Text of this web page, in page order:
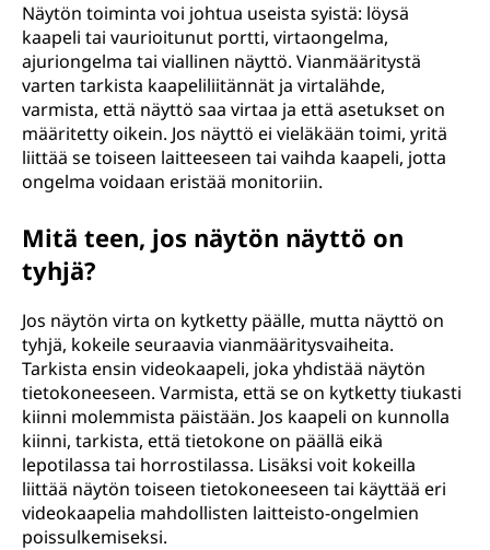
m
Näytön toiminta voi johtua useista syistä: löysä
kaapeli tai vaurioitunut portti, virtaongelma,
ajuriongelma tai viallinen näyttö. Vianmääritystä
varten tarkista kaapeliliitännät ja virtalähde,
varmista, että näyttö saa virtaa ja että asetukset on
määritetty oikein. Jos näyttö ei vieläkään toimi, yritä
liittää se toiseen laitteeseen tai vaihda kaapeli, jotta
ongelma voidaan eristää monitoriin.
Mitä teen, jos näytön näyttö on
tyhjä?
Jos näytön virta on kytketty päälle, mutta näyttö on
tyhjä, kokeile seuraavia vianmääritysvaiheita.
Tarkista ensin videokaapeli, joka yhdistää näytön
tietokoneeseen. Varmista, että se on kytketty tiukasti
kiinni molemmista päistään. Jos kaapeli on kunnolla
kiinni, tarkista, että tietokone on päällä eikä
lepotilassa tai horrostilassa. Lisäksi voit kokeilla
liittää näytön toiseen tietokoneeseen tai käyttää eri
videokaapelia mahdollisten laitteisto-ongelmien
poissulkemiseksi.